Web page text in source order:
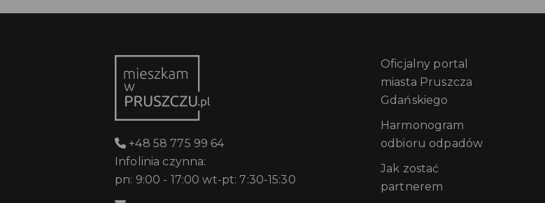
+48 58 775 99 64
Infolinia czynna:
pn: 9:00 - 17:00 wt-pt: 7:30-15:30
Oficjalny portal
miasta Pruszcza
Gdańskiego
Harmonogram
odbioru odpadów
Jak zostać
partnerem